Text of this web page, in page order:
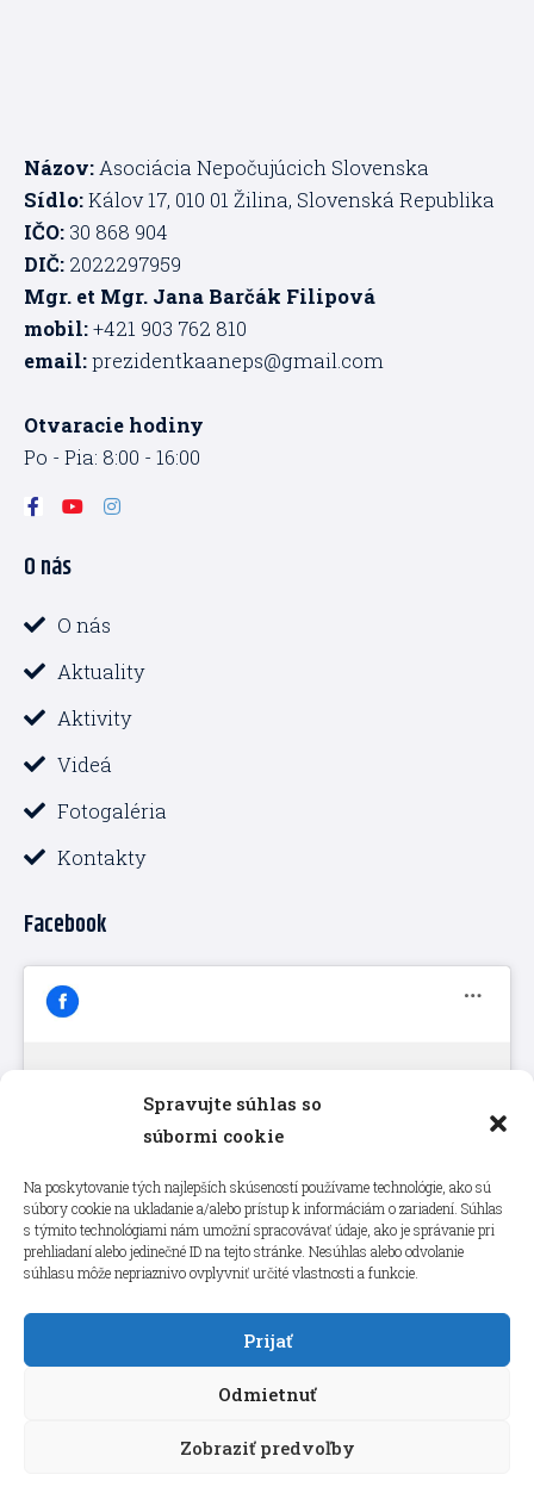
Spravujte súhlas so
súbormi cookie
Na poskytovanie tých najlepších skúseností používame technológie, ako sú
súbory cookie na ukladanie a/alebo prístup k informáciám o zariadení. Súhlas
s týmito technológiami nám umožní spracovávať údaje, ako je správanie pri
prehliadaní alebo jedinečné ID na tejto stránke. Nesúhlas alebo odvolanie
súhlasu môže nepriaznivo ovplyvniť určité vlastnosti a funkcie.
Prijať
Odmietnuť
Zobraziť predvoľby
Názov: Asociácia Nepočujúcich Slovenska
Sídlo:Kálov 17, 010 01 Žilina, Slovenská Republika
IČO: 30 868 904
DIČ: 2022297959
Mgr. et Mgr. Jana Barčák Filipová
mobil:+421 903 762 810
email:prezidentkaaneps@gmail.com
Otvaracie hodiny
Po - Pia: 8:00 - 16:00
F
a
e
b
o
k
f
Y
u
e
I
n
O nás
O nás
Aktuality
Aktivity
Videá
Fotogaléria
Kontakty
Facebook
Kliknutím prijmete súbory cookie
Copyright © 2026 aneps.sk